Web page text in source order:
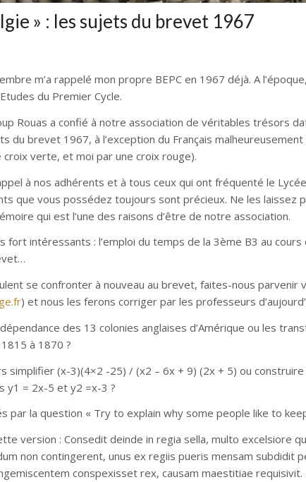
» : les sujets du brevet 1967
m’a rappelé mon propre BEPC en 1967 déjà. A
du Premier Cycle.
Rouas a confié à notre association de véritables trésors
du brevet 1967, à l’exception du Français malheureusement
verte, et moi par une croix rouge).
à nos adhérents et à tous ceux qui ont fréquenté le
que vous possédez toujours sont précieux. Ne les laissez
qui est l’une des raisons d’être de notre association.
intéressants : l’emploi du temps de la 3ème B3 au cours
se confronter à nouveau au brevet, faites-nous parvenir
) et nous les ferons corriger par les professeurs
des 13 colonies anglaises d’Amérique ou les
à 1870 ?
simplifier (x-3)(4×2 -25) / (x2 – 6x + 9) (2x + 5) ou
y1 = 2x-5 et y2 =x-3 ?
par la question « Try to explain why some people like to
version : Consedit deinde in regia sella, multo excelsiore
non contingerent, unus ex regiis pueris mensam subdidit
conspexisset rex, causam maestitiae requisivit.